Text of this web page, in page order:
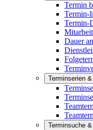
Termin
Termin-
Termin-
Dauer
Terminserien
Terminsuche